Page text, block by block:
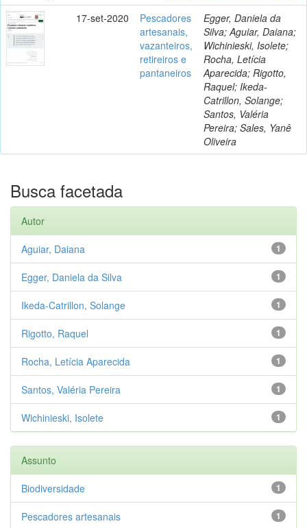
17-set-2020
Pescadores
artesanais,
vazanteiros,
retireiros e
pantaneiros
Egger, Daniela da
Silva; Aguiar, Daiana;
Wichinieski, Isolete;
Rocha, Letícia
Aparecida; Rigotto,
Raquel; Ikeda-
Catrillon, Solange;
Santos, Valéria
Pereira; Sales, Yanê
Oliveira
Busca facetada
Autor
1
Aguiar, Daiana
1
Egger, Daniela da Silva
1
Ikeda-Catrillon, Solange
1
Rigotto, Raquel
1
Rocha, Letícia Aparecida
1
Santos, Valéria Pereira
1
Wichinieski, Isolete
Assunto
1
Biodiversidade
1
Pescadores artesanais